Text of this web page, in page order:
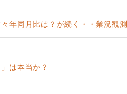
年同月比は？が続く・・業況観
は本当か？